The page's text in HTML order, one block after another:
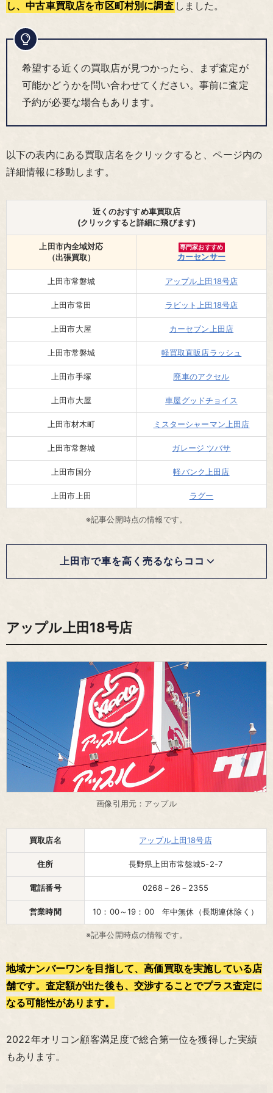
し、中古車買取店を市区町村別に調査 しました。
希望する近くの買取店が見つかったら、まず査定が
可能かどうかを問い合わせてください。事前に査定
予約が必要な場合もあります。
以下の表内にある買取店名をクリックすると、ページ内の
詳細情報に移動します。
近くのおすすめ車買取店
(クリックすると詳細に飛びます)
上田市内全域対応
（出張買取）
専門家おすすめ
カーセンサー
上田市常磐城 アップル上田18号店
上田市常田 ラビット上田18号店
上田市大屋 カーセブン上田店
上田市常磐城 軽買取直販店ラッシュ
上田市手塚 廃車のアクセル
上田市大屋 車屋グッドチョイス
上田市材木町 ミスターシャーマン上田店
上田市常磐城 ガレージ ツバサ
上田市国分 軽バンク上田店
上田市上田 ラグー
※記事公開時点の情報です。
上田市で車を高く売るならココ
アップル上田18号店
画像引用元：アップル
買取店名 アップル上田18号店
住所 長野県上田市常盤城5-2-7
電話番号 0268－26－2355
営業時間 10：00～19：00 年中無休（長期連休除く）
※記事公開時点の情報です。
地域ナンバーワンを目指して、高価買取を実施している店
舗です。査定額が出た後も、交渉することでプラス査定に
なる可能性があります。
2022年オリコン顧客満足度で総合第一位を獲得した実績
もあります。